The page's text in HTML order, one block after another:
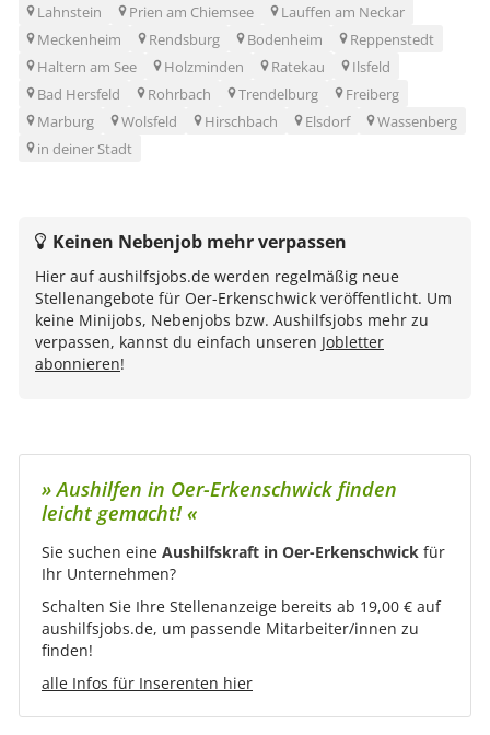
Lahnstein
Prien am Chiemsee
Lauffen am Neckar
Meckenheim
Rendsburg Bodenheim
Reppenstedt
Haltern am See
Holzminden Ratekau
Ilsfeld
Bad Hersfeld
Rohrbach Trendelburg
Freiberg
Marburg
Wolsfeld Hirschbach Elsdorf
Wassenberg
in deiner Stadt
Keinen Nebenjob mehr verpassen
Hier auf aushilfsjobs.de werden regelmäßig neue
Stellenangebote für Oer-Erkenschwick veröffentlicht. Um
keine Minijobs, Nebenjobs bzw. Aushilfsjobs mehr zu
verpassen, kannst du einfach unseren Jobletter
abonnieren!
» Aushilfen in Oer-Erkenschwick finden
leicht gemacht! «
Sie suchen eine Aushilfskraft in Oer-Erkenschwick für
Ihr Unternehmen?
Schalten Sie Ihre Stellenanzeige bereits ab 19,00 € auf
aushilfsjobs.de, um passende Mitarbeiter/innen zu
finden!
alle Infos für Inserenten hier